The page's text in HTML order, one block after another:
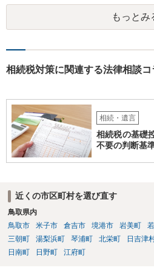
もっとみ
相続税対策に関連する法律相談コ
相続・遺言
相続税の基礎
不要の判断基
近くの市区町村を選び直す
鳥取県内
鳥取市
米子市 倉吉市 境港市 岩美町
三朝町
湯梨浜町 琴浦町 北栄町 日吉津
日南町
日野町 江府町